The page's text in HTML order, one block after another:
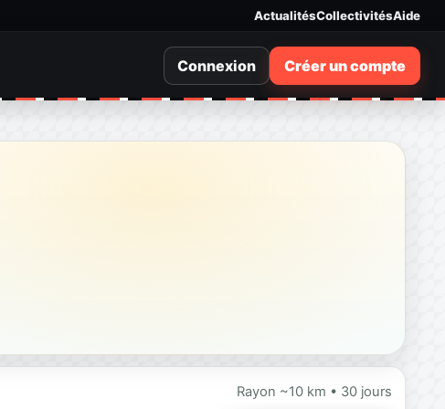
ActualitésCollectivitésAide
Connexion Créer un compte
Rayon ~10 km • 30 jours